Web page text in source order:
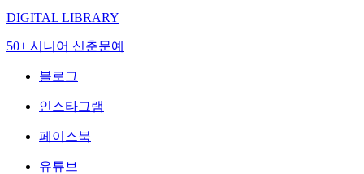
DIGITAL LIBRARY
50+ 시니어 신춘문예
블로그
인스타그램
페이스북
유튜브